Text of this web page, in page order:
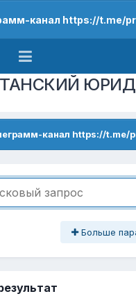
канал https://t.me/
канал https://t.me/
Больше